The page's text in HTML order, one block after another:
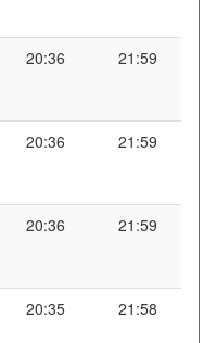
20:36 21:59
20:36 21:59
20:36 21:59
20:35 21:58